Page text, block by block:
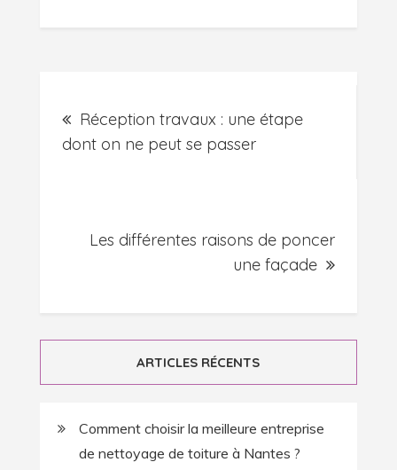
deRéception travaux : une étape
dont on ne peut se passer
Les différentes raisons de poncer
une façade
ARTICLES RÉCENTS
Comment choisir la meilleure entreprise
de nettoyage de toiture à Nantes ?